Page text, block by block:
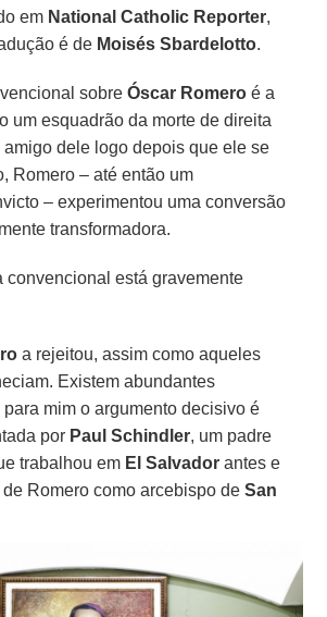
em National Catholic Reporter,
é de Moisés Sbardelotto.
sobreÓscar Romero é a
um esquadrão da morte de direita
amigo dele logo depois que ele se
Romero – até então um
– experimentou uma conversão
transformadora.
convencional está gravemente
a rejeitou, assim como aqueles
Existem abundantes
mim o argumento decisivo é
por Paul Schindler, um padre
trabalhou em El Salvador antes e
Romero como arcebispo deSan